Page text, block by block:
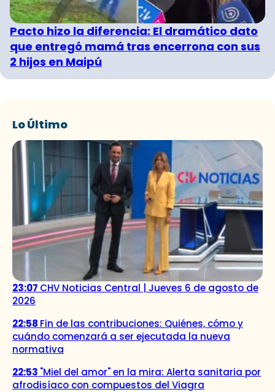
Pacto hizo la diferencia: El dramático dato
que entregó mamá tras encerrona con sus
2 hijos en Maipú
Lo Último
23:07 CHV Noticias Central | Jueves 6 de agosto de
2026
22:58 Fin de las contribuciones: Quiénes, cómo y
cuándo comenzará a ser ejecutada la nueva
normativa
22:53 "Miel del amor" en la mira: Alerta sanitaria por
afrodisíaco con compuestos del Viagra